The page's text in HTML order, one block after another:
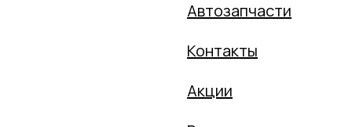
Автозапчасти
Контакты
Акции